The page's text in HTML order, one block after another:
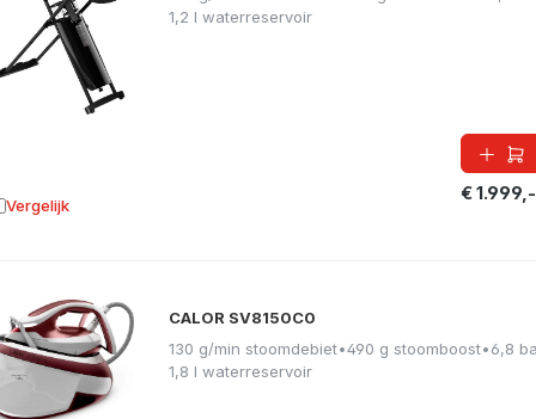
1,2 l waterreservoir
€ 1.999,-
Vergelijk aan vergelijking
CALOR SV8150C0
130 g/min stoomdebiet•490 g stoomboost•6,8
1,8 l waterreservoir